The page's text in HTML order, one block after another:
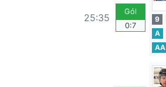
25:35
Gól
0:7
9
A
AA